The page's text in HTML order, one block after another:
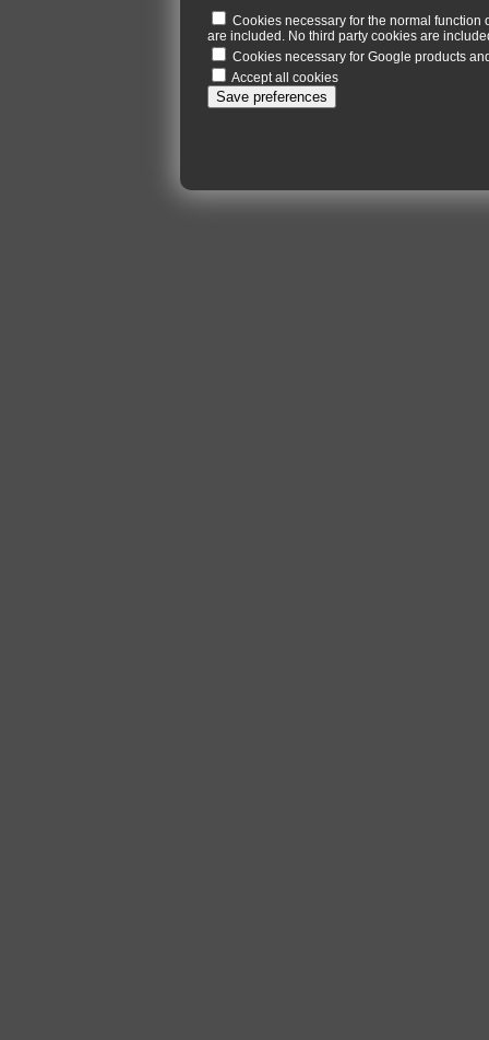
Cookies necessary for the normal
are included. No third party cookies are
Cookies necessary for Google products
Accept all cookies
Save preferences